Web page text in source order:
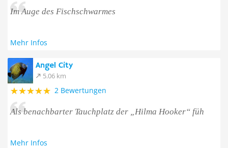
Im Auge des Fischschwarmes
Mehr Infos
Angel City
5.06 km
2 Bewertungen
Als benachbarter Tauchplatz der „Hilma Hooker“ füh
Mehr Infos